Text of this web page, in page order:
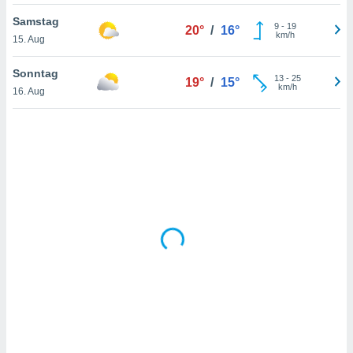
der
weiterhin
Samstag
15. Aug
20° / 16° 9- 19
km/h
Sonntag
16. Aug
19° / 15° 13- 25
km/h